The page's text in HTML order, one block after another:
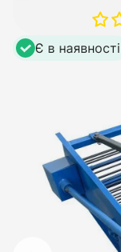
Є в наявності